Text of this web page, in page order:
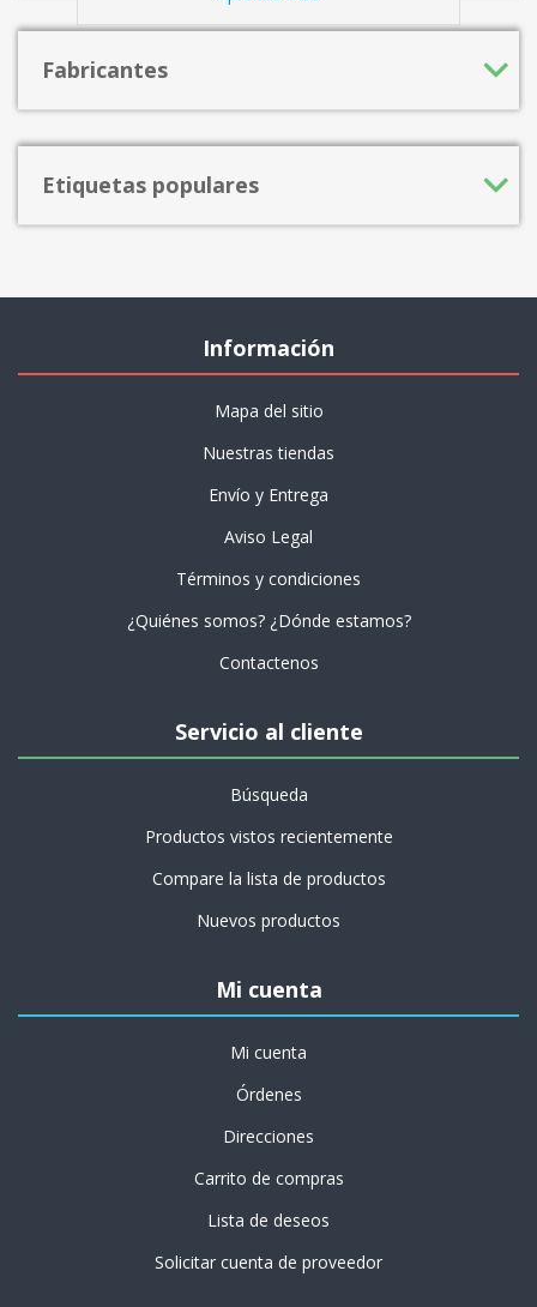
Fabricantes
Etiquetas populares
Información
Mapa del sitio
Nuestras tiendas
Envío y Entrega
Aviso Legal
Términos y condiciones
¿Quiénes somos? ¿Dónde estamos?
Contactenos
Servicio al cliente
Búsqueda
Productos vistos recientemente
Compare la lista de productos
Nuevos productos
Mi cuenta
Mi cuenta
Órdenes
Direcciones
Carrito de compras
Lista de deseos
Solicitar cuenta de proveedor